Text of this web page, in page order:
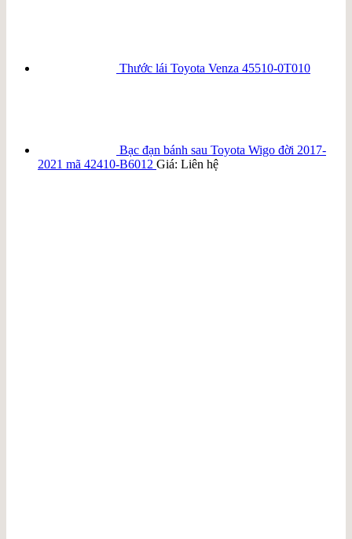
Thước lái Toyota Venza 45510-0T010
Bạc đạn bánh sau Toyota Wigo đời 2017-
2021 mã 42410-B6012 Giá: Liên hệ